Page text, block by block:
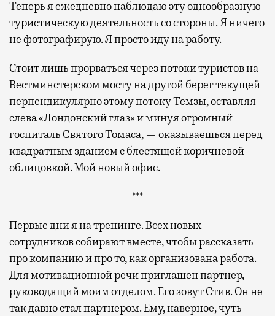
Теперь я ежедневно наблюдаю эту однообразную
туристическую деятельность со стороны. Я ничего
не фотографирую. Я просто иду на работу.
Стоит лишь прорваться через потоки туристов на
Вестминстерском мосту на другой берег текущей
перпендикулярно этому потоку Темзы, оставляя
слева «Лондонский глаз» и минуя огромный
госпиталь Святого Томаса, — оказываешься перед
квадратным зданием с блестящей коричневой
облицовкой. Мой новый офис.
***
Первые дни я на тренинге. Всех новых
сотрудников собирают вместе, чтобы рассказать
про компанию и про то, как организована работа.
Для мотивационной речи приглашен партнер,
руководящий моим отделом. Его зовут Стив. Он не
так давно стал партнером. Ему, наверное, чуть